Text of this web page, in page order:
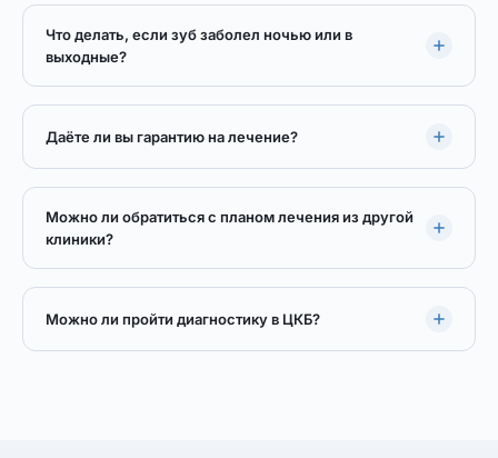
Что делать, если зуб заболел ночью или в
выходные?
Даёте ли вы гарантию на лечение?
Можно ли обратиться с планом лечения из другой
клиники?
Можно ли пройти диагностику в ЦКБ?